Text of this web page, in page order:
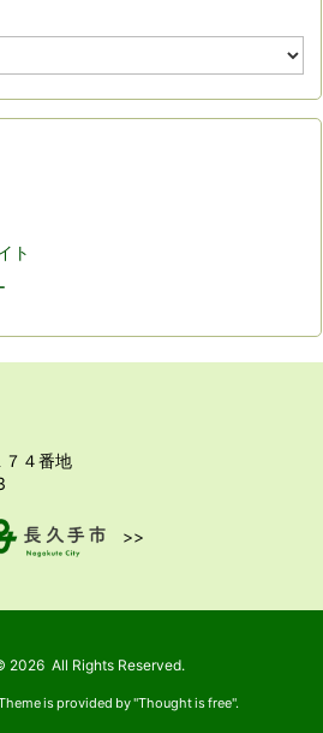
ト
７４番地
>>
2026 All Rights Reserved.
is provided by "Thought is free".